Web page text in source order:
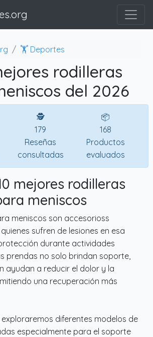
🏋️ Deportes
rodilleras
del 2026
🕵
179
Reseñas
consultadas
📦
168
Productos
evaluados
mejores rodilleras
meniscos
meniscos son accesorioss
sufren de lesiones en esa
durante actividades
prendas no solo brindan soporte,
ayudan a reducir el dolor y la
una recuperación más
exploraremos diferentes modelos de
especialmente para el soporte